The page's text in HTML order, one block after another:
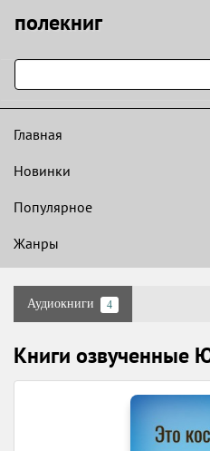
полекниг
Главная
Новинки
Популярное
Жанры
Аудиокниги 4
Книги озвученные